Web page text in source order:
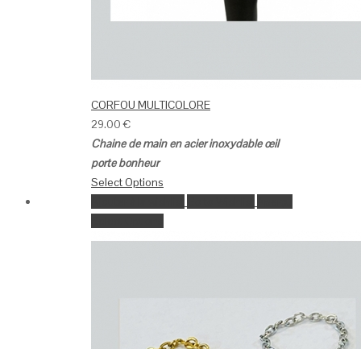
CORFOU MULTICOLORE
29.00€
Chaine de main en acier inoxydable œil
porte bonheur
Select Options